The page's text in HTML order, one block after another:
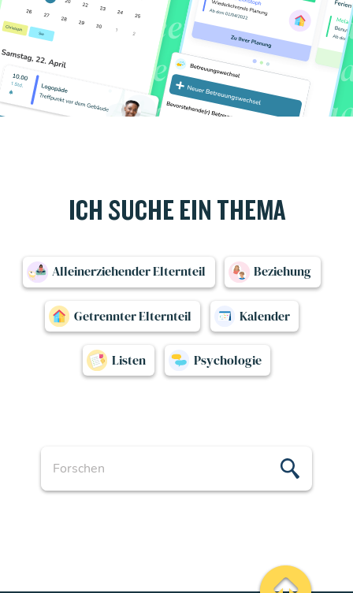
ICH SUCHE EIN THEMA
Alleinerziehender Elternteil Beziehung
Getrennter Elternteil Kalender
Listen Psychologie
Forschen